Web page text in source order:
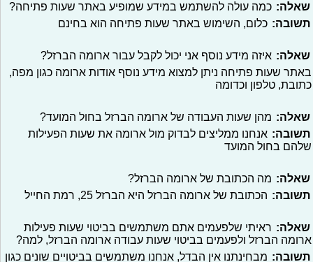
שאלה: כמה עולה להשתמש במידע שמופיע באתר שעות פתיחה?
תשובה: כלום, השימוש באתר שעות פתיחה הוא בחינם
שאלה: איזה מידע נוסף אני יכול לקבל עבור ארומה הברזל?
באתר שעות פתיחה ניתן למצוא מידע נוסף אודות ארומה כגון מפה,
כתובת, טלפון וכדומה
שאלה: מהן שעות העבודה של ארומה הברזל בחול המועד?
תשובה: אנחנו ממליצים לבדוק מול ארומה את שעות הפעילות
שלהם בחול המועד
שאלה: מה הכתובת של ארומה הברזל?
תשובה: הכתובת של ארומה הברזל היא הברזל 25, רמת החייל
שאלה: ראיתי שלפעמים אתם משתמשים בביטוי שעות פעילות
ארומה הברזל ולפעמים בביטוי שעות עבודה ארומה הברזל, למה?
תשובה: מבחינתנו אין הבדל, אנחנו משתמשים בביטויים שונים כגון